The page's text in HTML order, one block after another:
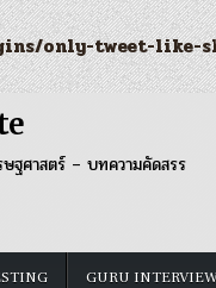
only-tweet-like-
ศาสตร์ – บทความคัดสรร
GURU